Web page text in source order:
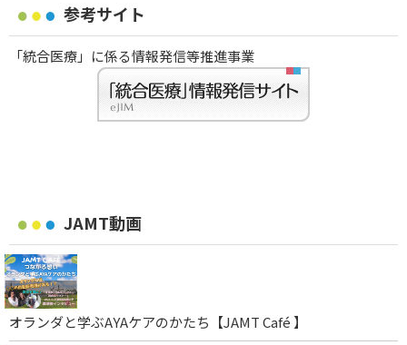
参考サイト
「統合医療」に係る情報発信等推進事業
JAMT動画
オランダと学ぶAYAケアのかたち【JAMT Café 】